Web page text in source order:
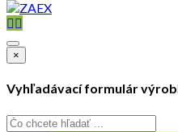
×
Vyhľadávací formulár